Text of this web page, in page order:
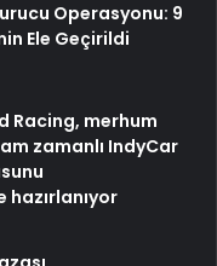
Operasyonu: 9
Ele Geçirildi
Racing, merhum
zamanlı IndyCar